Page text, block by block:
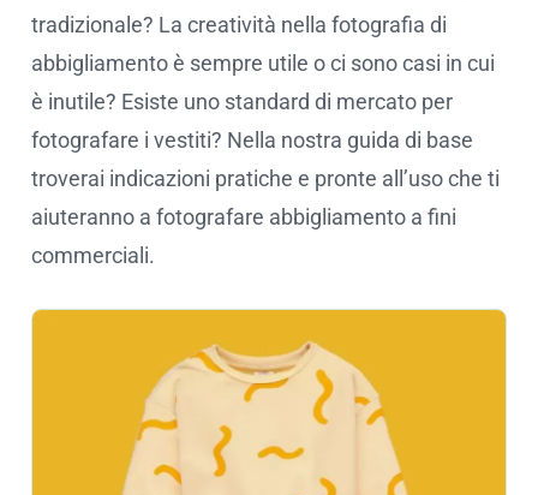
tradizionale? La creatività nella fotografia di
abbigliamento è sempre utile o ci sono casi in cui
è inutile? Esiste uno standard di mercato per
fotografare i vestiti? Nella nostra guida di base
troverai indicazioni pratiche e pronte all’uso che ti
aiuteranno a fotografare abbigliamento a fini
commerciali.